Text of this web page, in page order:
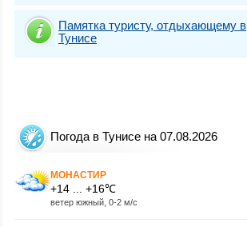
Памятка туристу, отдыхающему в
Тунисе
Погода в Тунисе на 07.08.2026
МОНАСТИР
+14 ... +16℃
ветер южный, 0-2 м/с